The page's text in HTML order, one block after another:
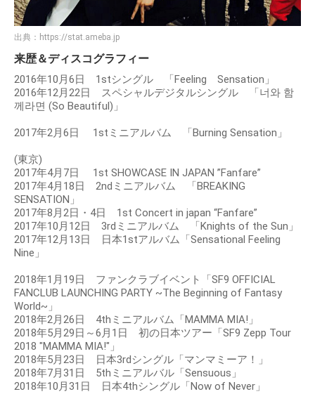
出典： https://stat.ameba.jp
来歴＆ディスコグラフィー
2016年10月6日 1stシングル 「Feeling Sensation」
2016年12月22日 スペシャルデジタルシングル 「너와 함
께라면 (So Beautiful)」
2017年2月6日 1stミニアルバム 「Burning Sensation」
(東京)
2017年4月7日 1st SHOWCASE IN JAPAN ”Fanfare”
2017年4月18日 2ndミニアルバム 「BREAKING
SENSATION」
2017年8月2日・4日 1st Concert in japan “Fanfare”
2017年10月12日 3rdミニアルバム 「Knights of the Sun」
2017年12月13日 日本1stアルバム「Sensational Feeling
Nine」
2018年1月19日 ファンクラブイベント「SF9 OFFICIAL
FANCLUB LAUNCHING PARTY ~The Beginning of Fantasy
World~」
2018年2月26日 4thミニアルバム「MAMMA MIA!」
2018年5月29日～6月1日 初の日本ツアー「SF9 Zepp Tour
2018 "MAMMA MIA!"」
2018年5月23日 日本3rdシングル「マンマミーア！」
2018年7月31日 5thミニアルバル「Sensuous」
2018年10月31日 日本4thシングル「Now of Never」